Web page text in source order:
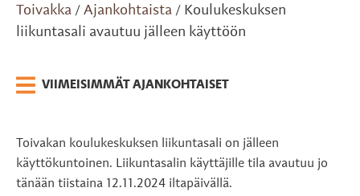
Toivakka / Ajankohtaista / Koulukeskuksen
liikuntasali avautuu jälleen käyttöön
VIIMEISIMMÄT AJANKOHTAISET
Toivakan koulukeskuksen liikuntasali on jälleen
käyttökuntoinen. Liikuntasalin käyttäjille tila avautuu jo
tänään tiistaina 12.11.2024 iltapäivällä.